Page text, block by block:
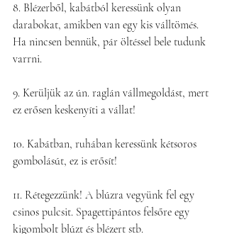
8. Blézerből, kabátból keressünk olyan
darabokat, amikben van egy kis válltömés.
Ha nincsen bennük, pár öltéssel bele tudunk
varrni.
9. Kerüljük az ún. raglán vállmegoldást, mert
ez erősen keskenyíti a vállat!
10. Kabátban, ruhában keressünk kétsoros
gombolásút, ez is erősít!
11. Rétegezzünk! A blúzra vegyünk fel egy
csinos pulcsit. Spagettipántos felsőre egy
kigombolt blúzt és blézert stb.